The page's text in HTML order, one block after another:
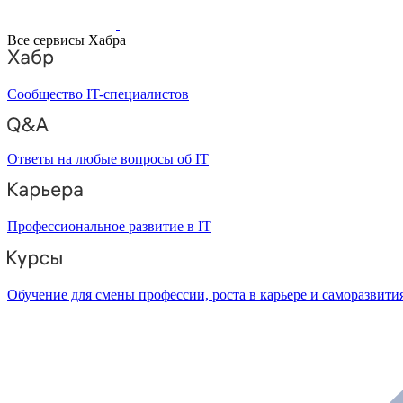
Все сервисы Хабра
Сообщество IT-специалистов
Ответы на любые вопросы об IT
Профессиональное развитие в IT
Обучение для смены профессии, роста в карьере и